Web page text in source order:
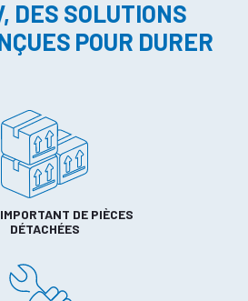
DES SOLUTIONS
POUR DURER
DE PIÈCES
DÉTACHÉES